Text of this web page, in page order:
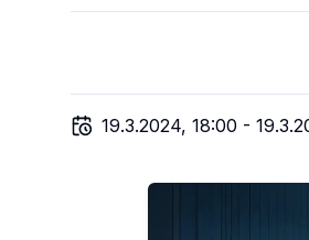
19.3.2024, 18:00 -